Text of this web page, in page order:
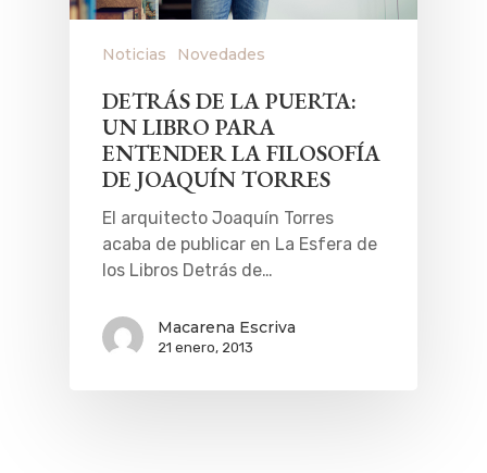
Noticias Novedades
DETRÁS DE LA PUERTA:
UN LIBRO PARA
ENTENDER LA FILOSOFÍA
DE JOAQUÍN TORRES
El arquitecto Joaquín Torres
acaba de publicar en La Esfera de
los Libros Detrás de…
Macarena Escriva
21 enero, 2013